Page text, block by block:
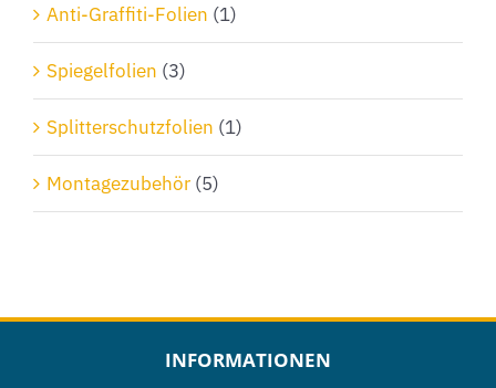
Anti-Graffiti-Folien (1)
Spiegelfolien (3)
Splitterschutzfolien (1)
Montagezubehör (5)
INFORMATIONEN